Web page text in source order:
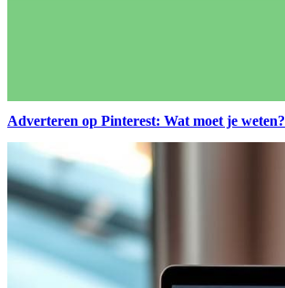
Adverteren op Pinterest: Wat moet je weten?